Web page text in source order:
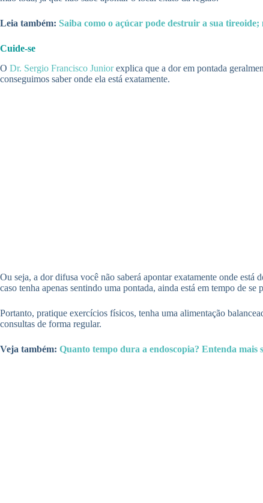
Leia também: Saiba como o açúcar pode destruir a sua tireoide;
Cuide-se
O Dr. Sergio Francisco Juniorexplica que a dor em pontada
conseguimos saber onde ela está exatamente.
Ou seja, a dor difusa você não saberá apontar exatamente onde
caso tenha apenas sentindo uma pontada, ainda está em tempo de
Portanto, pratique exercícios físicos, tenha uma alimentação
consultas de forma regular.
Veja também: Quanto tempo dura a endoscopia? Entenda mais